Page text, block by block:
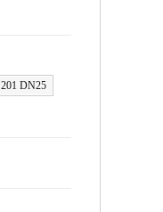
201 DN25